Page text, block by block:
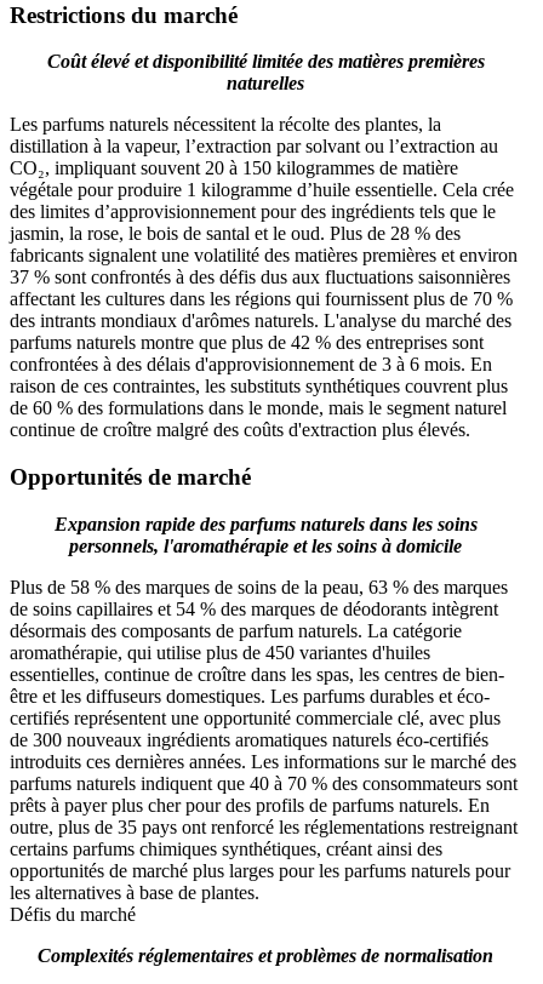
Restrictions du marché
Coût élevé et disponibilité limitée des matières premières
naturelles
Les parfums naturels nécessitent la récolte des plantes, la
distillation à la vapeur, l’extraction par solvant ou l’extraction au
CO₂, impliquant souvent 20 à 150 kilogrammes de matière
végétale pour produire 1 kilogramme d’huile essentielle. Cela crée
des limites d’approvisionnement pour des ingrédients tels que le
jasmin, la rose, le bois de santal et le oud. Plus de 28 % des
fabricants signalent une volatilité des matières premières et environ
37 % sont confrontés à des défis dus aux fluctuations saisonnières
affectant les cultures dans les régions qui fournissent plus de 70 %
des intrants mondiaux d'arômes naturels. L'analyse du marché des
parfums naturels montre que plus de 42 % des entreprises sont
confrontées à des délais d'approvisionnement de 3 à 6 mois. En
raison de ces contraintes, les substituts synthétiques couvrent plus
de 60 % des formulations dans le monde, mais le segment naturel
continue de croître malgré des coûts d'extraction plus élevés.
Opportunités de marché
Expansion rapide des parfums naturels dans les soins
personnels, l'aromathérapie et les soins à domicile
Plus de 58 % des marques de soins de la peau, 63 % des marques
de soins capillaires et 54 % des marques de déodorants intègrent
désormais des composants de parfum naturels. La catégorie
aromathérapie, qui utilise plus de 450 variantes d'huiles
essentielles, continue de croître dans les spas, les centres de bien-
être et les diffuseurs domestiques. Les parfums durables et éco-
certifiés représentent une opportunité commerciale clé, avec plus
de 300 nouveaux ingrédients aromatiques naturels éco-certifiés
introduits ces dernières années. Les informations sur le marché des
parfums naturels indiquent que 40 à 70 % des consommateurs sont
prêts à payer plus cher pour des profils de parfums naturels. En
outre, plus de 35 pays ont renforcé les réglementations restreignant
certains parfums chimiques synthétiques, créant ainsi des
opportunités de marché plus larges pour les parfums naturels pour
les alternatives à base de plantes.
Défis du marché
Complexités réglementaires et problèmes de normalisation